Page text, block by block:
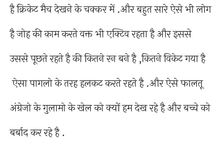
है क्रिकेट मैच देखने के चक्कर में .और बहुत सारे ऐसे भी लोग
है जोह की काम करते वक्त भी एक्टिव रहता है और इससे
उससे पूछते रहते है की कितने रन बने है ,कितने विकेट गया है
ऐसा पागलो के तरह हलकट करते रहते है .और ऐसे फालतू
अंग्रेजो के गुलामो के खेल को क्यों हम देख रहे है और बच्चे को
बर्बाद कर रहे है .